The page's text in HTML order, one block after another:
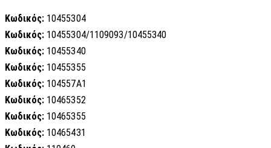
Κωδικός: 10455304
Κωδικός: 10455304/1109093/10455340
Κωδικός: 10455340
Κωδικός: 10455355
Κωδικός: 104557A1
Κωδικός: 10465352
Κωδικός: 10465355
Κωδικός: 10465431